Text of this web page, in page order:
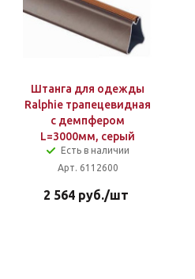
Штанга для одежды
Ralphie трапецевидная
c демпфером
L=3000мм, серый
Есть в наличии
Арт. 6112600
2 564 руб./шт